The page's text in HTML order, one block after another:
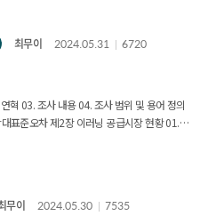
「Metaverse Industry Promotion Act」
of the domestic metaverse
metaverse industry and the uncertainties
industry development policies. Data-
formulating evidence-based policies that
foster a complex industrial ecosystem.
Industry Promotion Act」 stipulates
study aims to examine the domestic and
analyze the status and limitations of
최무이 2024.05.31 6720
혁 03. 조사 내용 04. 조사 범위 및 용어 정의
표준오차제2장 이러닝 공급시장 현황01.
모 03. 투자 및 투자 유치 현황 04. 이러닝
현황 07. 기술개발 현황 및 시장 동향 08.
요시장 현황
공공기관부록01. 통계표 02. 조사표
무이 2024.05.30 7535